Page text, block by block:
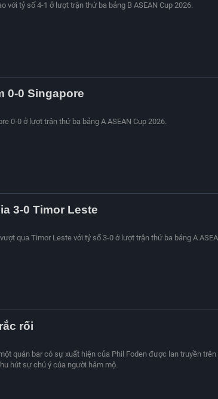
với tỷ số 4-1 ở lượt trận thứ ba bảng B ASEAN Cup 2026.
0-0 Singapore
0-0 ở lượt trận thứ ba bảng A ASEAN Cup 2026.
3-0 Timor Leste
qua Timor Leste với tỷ số 3-0 ở lượt trận thứ ba bảng A
rối
quán bar có sự xuất hiện của Phil Foden được lan truyền trên
hút sự chú ý của người hâm mộ.